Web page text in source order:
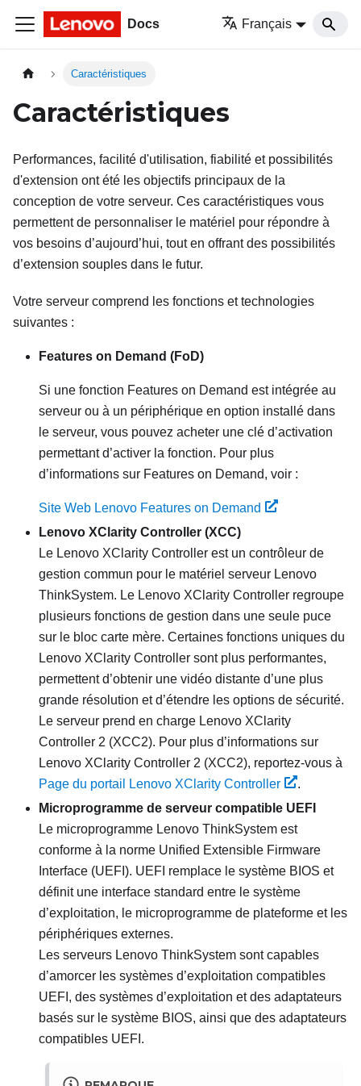
Docs Français
Caractéristiques
Caractéristiques
Performances, facilité d'utilisation, fiabilité et possibilités
d'extension ont été les objectifs principaux de la
conception de votre serveur. Ces caractéristiques vous
permettent de personnaliser le matériel pour répondre à
vos besoins d’aujourd’hui, tout en offrant des possibilités
d’extension souples dans le futur.
Votre serveur comprend les fonctions et technologies
suivantes :
Features on Demand (FoD)
Si une fonction Features on Demand est intégrée au
serveur ou à un périphérique en option installé dans
le serveur, vous pouvez acheter une clé d’activation
permettant d’activer la fonction. Pour plus
d’informations sur Features on Demand, voir :
Site Web Lenovo Features on Demand
Lenovo XClarity Controller (XCC)
Le Lenovo XClarity Controller est un contrôleur de
gestion commun pour le matériel serveur Lenovo
ThinkSystem. Le Lenovo XClarity Controller regroupe
plusieurs fonctions de gestion dans une seule puce
sur le bloc carte mère. Certaines fonctions uniques du
Lenovo XClarity Controller sont plus performantes,
permettent d’obtenir une vidéo distante d’une plus
grande résolution et d’étendre les options de sécurité.
Le serveur prend en charge Lenovo XClarity
Controller 2 (XCC2). Pour plus d’informations sur
Lenovo XClarity Controller 2 (XCC2), reportez-vous à
Page du portail Lenovo XClarity Controller
.
Microprogramme de serveur compatible UEFI
Le microprogramme Lenovo ThinkSystem est
conforme à la norme Unified Extensible Firmware
Interface (UEFI). UEFI remplace le système BIOS et
définit une interface standard entre le système
d’exploitation, le microprogramme de plateforme et les
périphériques externes.
Les serveurs Lenovo ThinkSystem sont capables
d’amorcer les systèmes d’exploitation compatibles
UEFI, des systèmes d’exploitation et des adaptateurs
basés sur le système BIOS, ainsi que des adaptateurs
compatibles UEFI.